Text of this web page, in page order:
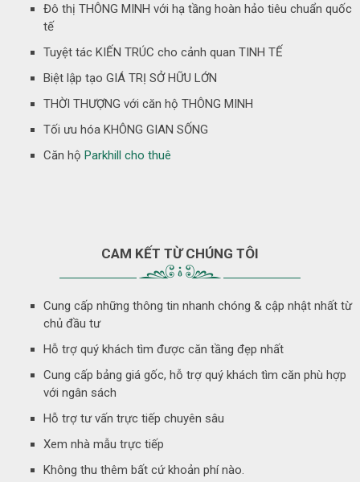
Đô thị THÔNG MINH với hạ tầng hoàn hảo tiêu chuẩn quốc
tế
Tuyệt tác KIẾN TRÚC cho cảnh quan TINH TẾ
Biệt lập tạo GIÁ TRỊ SỞ HỮU LỚN
THỜI THƯỢNG với căn hộ THÔNG MINH
Tối ưu hóa KHÔNG GIAN SỐNG
Căn hộParkhill cho thuê
CAM KẾT TỪ CHÚNG TÔI
Cung cấp những thông tin nhanh chóng & cập nhật nhất từ
chủ đầu tư
Hỗ trợ quý khách tìm được căn tầng đẹp nhất
Cung cấp bảng giá gốc, hỗ trợ quý khách tìm căn phù hợp
với ngân sách
Hỗ trợ tư vấn trực tiếp chuyên sâu
Xem nhà mẫu trực tiếp
Không thu thêm bất cứ khoản phí nào.